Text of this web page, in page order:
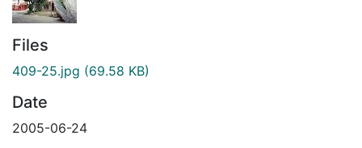
Files
409-25.jpg (69.58 KB)
Date
2005-06-24